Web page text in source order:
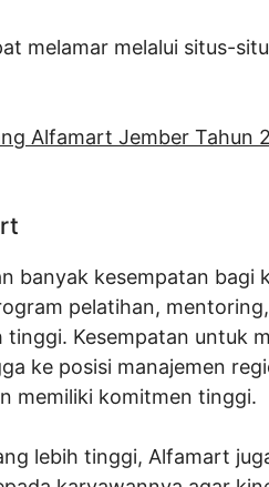
melamar melalui situs-
Alfamart Jember Tahun
banyak kesempatan bagi
pelatihan,
Kesempatan untuk
ke posisi manajemen
memiliki komitmen tinggi.
lebih tinggi, Alfamart